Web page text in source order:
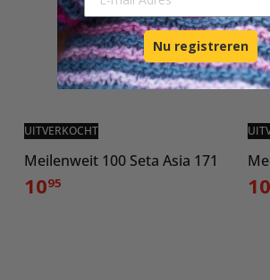
UITVERKOCHT
Meilenweit 100 Seta Asia 171
1095 10
Nu registreren